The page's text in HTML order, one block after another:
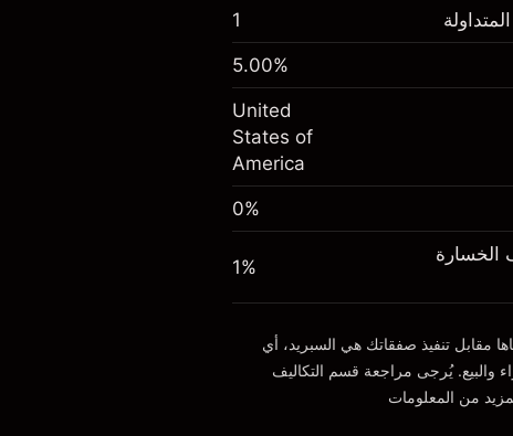
-0.021568
(-$4.31)
$1,000.00
-0.000654
(-$0.13)
المالية ~ $
1
5.00%
United
States of
America
0%
الخسارة
1%
مقابل تنفيذ صفقاتك هي السبريد، أي
والبيع. يُرجى مراجعة قسم التكاليف
من المعلومات